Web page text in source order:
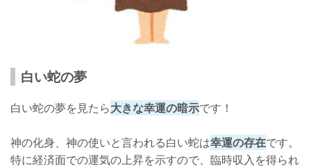
白い蛇の夢
白い蛇の夢を見たら大きな幸運の暗示です！
神の化身、神の使いと言われる白い蛇は幸運の存在です。
特に経済面での運気の上昇を示すので、臨時収入を得られ